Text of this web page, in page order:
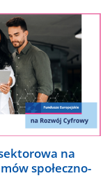
na
społeczno-